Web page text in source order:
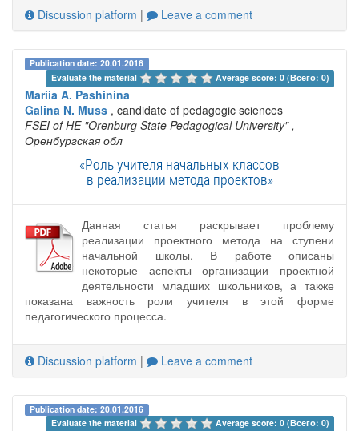
Discussion platform | Leave a comment
Publication date: 20.01.2016
Evaluate the material
Average score: 0 (Всего: 0)
Mariia A. Pashinina
Galina N. Muss , candidate of pedagogic sciences
FSEI of HE "Orenburg State Pedagogical University" ,
Оренбургская обл
«Роль учителя начальных классов
в реализации метода проектов»
Данная статья раскрывает проблему
реализации проектного метода на ступени
начальной школы. В работе описаны
некоторые аспекты организации проектной
деятельности младших школьников, а также
показана важность роли учителя в этой форме
педагогического процесса.
Discussion platform | Leave a comment
Publication date: 20.01.2016
Evaluate the material
Average score: 0 (Всего: 0)